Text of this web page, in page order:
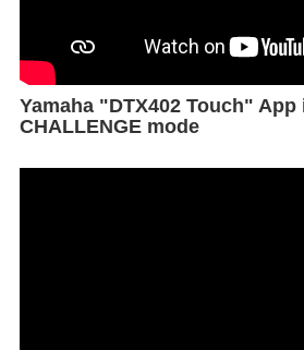
Yamaha "DTX402 Touch"
CHALLENGE mode